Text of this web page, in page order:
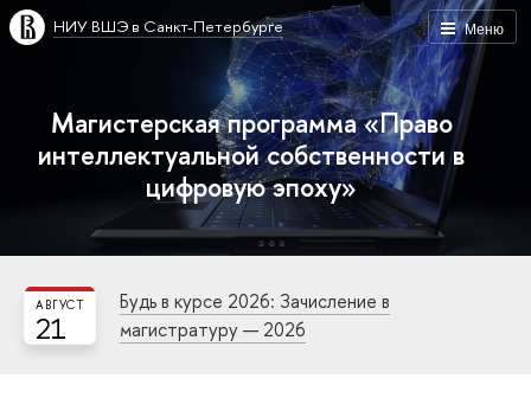
Меню
НИУ ВШЭ в Санкт-Петербурге
Магистерская программа «Право
интеллектуальной собственности в
цифровую эпоху»
21
АВГУСТ
Будь в курсе 2026: Зачисление в
магистратуру — 2026